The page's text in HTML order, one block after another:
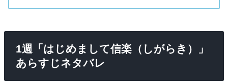
1週「はじめまして信楽（しがらき）」
あらすじネタバレ